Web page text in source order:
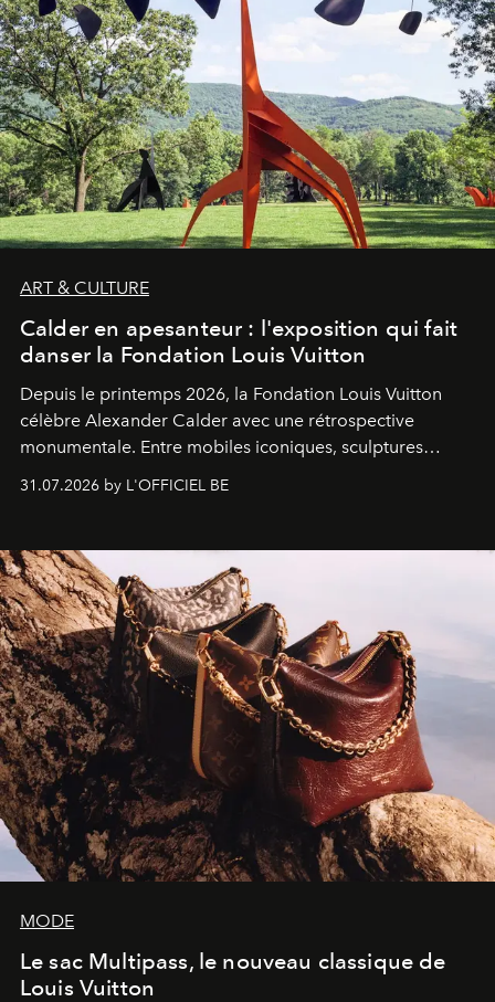
ART & CULTURE
Calder en apesanteur : l'exposition qui fait
danser la Fondation Louis Vuitton
Depuis le printemps 2026, la Fondation Louis Vuitton
célèbre Alexander Calder avec une rétrospective
monumentale. Entre mobiles iconiques, sculptures
monumentales et poésie du mouvement, l'artiste
américain investit les espaces imaginés par Frank Gehry
sculpture.
31.07.2026 by L'OFFICIEL BE
MODE
Le sac Multipass, le nouveau classique de
Louis Vuitton